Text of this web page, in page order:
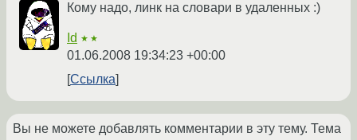
Кому надо, линк на словари в удаленных :)
Id ★★
01.06.2008 19:34:23 +00:00
Ссылка
Вы не можете добавлять комментарии в эту тему. Тема